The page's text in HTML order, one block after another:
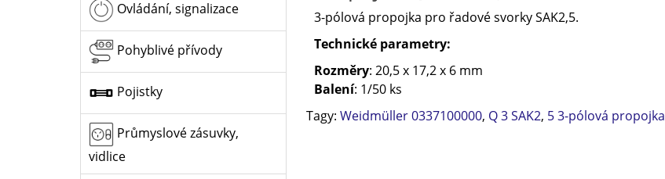
Ovládání, signalizace
Pohyblivé přívody
Pojistky
Průmyslové zásuvky,
vidlice
3-pólová propojka pro řadové svorky SAK2,5.
Technické parametry:
Rozměry: 20,5 x 17,2 x 6 mm
Balení: 1/50 ks
Tagy: Weidmüller 0337100000, Q 3 SAK2, 5 3-pólová propojka